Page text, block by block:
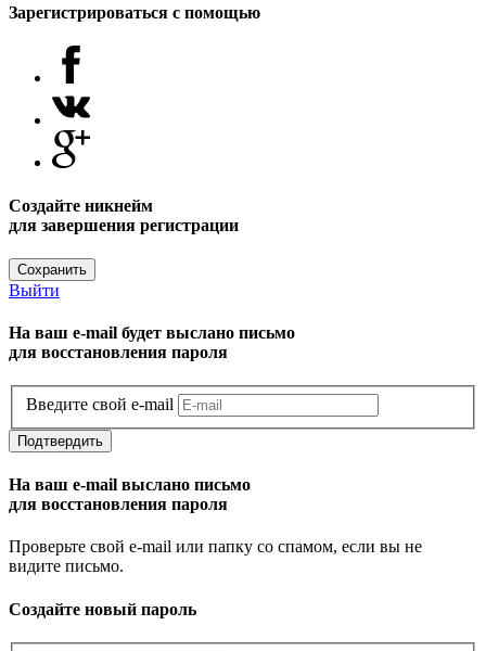
Зарегистрироваться с помощью
Создайте никнейм
для завершения регистрации
Сохранить
Выйти
На ваш e-mail будет выслано письмо
для восстановления пароля
Введите свой e-mail
Подтвердить
На ваш e-mail выслано письмо
для восстановления пароля
Проверьте свой e-mail или папку со спамом, если вы не
видите письмо.
Создайте новый пароль